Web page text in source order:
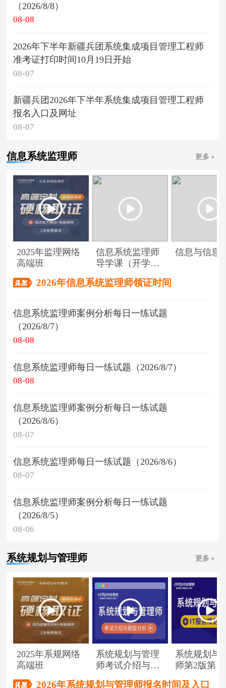
（2026/8/8）
08-08
2026年下半年新疆兵团系统集成项目管理工程师
准考证打印时间10月19日开始
08-07
新疆兵团2026年下半年系统集成项目管理工程师
报名入口及网址
08-07
信息系统监理师 更多
2025年监理网络
高端班
信息系统监理师
导学课（开学典
信息与信息
2026年信息系统监理师领证时间
信息系统监理师案例分析每日一练试题
（2026/8/7）
08-08
信息系统监理师每日一练试题（2026/8/7）
08-08
信息系统监理师案例分析每日一练试题
（2026/8/6）
08-07
信息系统监理师每日一练试题（2026/8/6）
08-07
信息系统监理师案例分析每日一练试题
（2026/8/5）
08-06
系统规划与管理师 更多
2025年系规网络
高端班
系统规划与管理
师考试介绍与题
系统规划与
师第2版第1
2026年系统规划与管理师报名时间及入口